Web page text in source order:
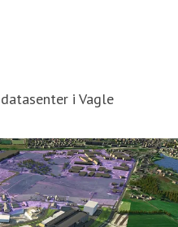
i Vagle